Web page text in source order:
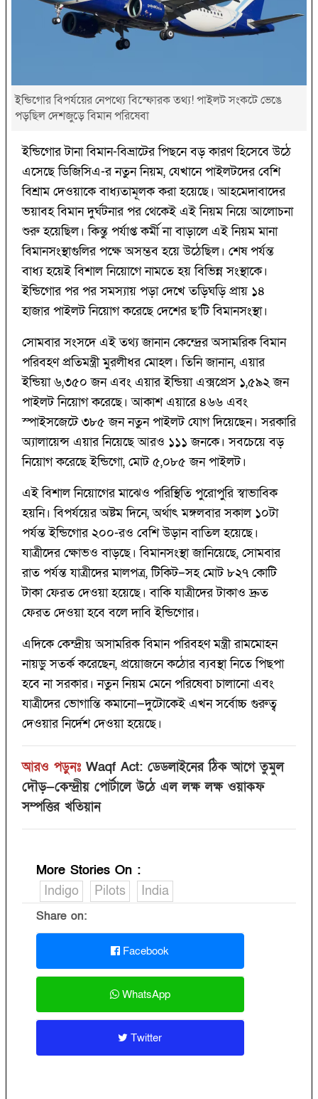
ইন্ডিগোর বিপর্যয়ের নেপথ্যে বিস্ফোরক তথ্য! পাইলট সংকটে ভেঙে
পড়ছিল দেশজুড়ে বিমান পরিষেবা
ইন্ডিগোর টানা বিমান-বিভ্রাটের পিছনে বড় কারণ হিসেবে উঠে
এসেছে ডিজিসিএ-র নতুন নিয়ম, যেখানে পাইলটদের বেশি
বিশ্রাম দেওয়াকে বাধ্যতামূলক করা হয়েছে। আহমেদাবাদের
ভয়াবহ বিমান দুর্ঘটনার পর থেকেই এই নিয়ম নিয়ে আলোচনা
শুরু হয়েছিল। কিন্তু পর্যাপ্ত কর্মী না বাড়ালে এই নিয়ম মানা
বিমানসংস্থাগুলির পক্ষে অসম্ভব হয়ে উঠেছিল। শেষ পর্যন্ত
বাধ্য হয়েই বিশাল নিয়োগে নামতে হয় বিভিন্ন সংস্থাকে।
ইন্ডিগোর পর পর সমস্যায় পড়া দেখে তড়িঘড়ি প্রায় ১৪
হাজার পাইলট নিয়োগ করেছে দেশের ছ’টি বিমানসংস্থা।
সোমবার সংসদে এই তথ্য জানান কেন্দ্রের অসামরিক বিমান
পরিবহণ প্রতিমন্ত্রী মুরলীধর মোহল। তিনি জানান, এয়ার
ইন্ডিয়া ৬,৩৫০ জন এবং এয়ার ইন্ডিয়া এক্সপ্রেস ১,৫৯২ জন
পাইলট নিয়োগ করেছে। আকাশ এয়ারে ৪৬৬ এবং
স্পাইসজেটে ৩৮৫ জন নতুন পাইলট যোগ দিয়েছেন। সরকারি
অ্যালায়েন্স এয়ার নিয়েছে আরও ১১১ জনকে। সবচেয়ে বড়
নিয়োগ করেছে ইন্ডিগো, মোট ৫,০৮৫ জন পাইলট।
এই বিশাল নিয়োগের মাঝেও পরিস্থিতি পুরোপুরি স্বাভাবিক
হয়নি। বিপর্যয়ের অষ্টম দিনে, অর্থাৎ মঙ্গলবার সকাল ১০টা
পর্যন্ত ইন্ডিগোর ২০০-রও বেশি উড়ান বাতিল হয়েছে।
যাত্রীদের ক্ষোভও বাড়ছে। বিমানসংস্থা জানিয়েছে, সোমবার
রাত পর্যন্ত যাত্রীদের মালপত্র, টিকিট–সহ মোট ৮২৭ কোটি
টাকা ফেরত দেওয়া হয়েছে। বাকি যাত্রীদের টাকাও দ্রুত
ফেরত দেওয়া হবে বলে দাবি ইন্ডিগোর।
এদিকে কেন্দ্রীয় অসামরিক বিমান পরিবহণ মন্ত্রী রামমোহন
নায়ডু সতর্ক করেছেন, প্রয়োজনে কঠোর ব্যবস্থা নিতে পিছপা
হবে না সরকার। নতুন নিয়ম মেনে পরিষেবা চালানো এবং
যাত্রীদের ভোগান্তি কমানো—দুটোকেই এখন সর্বোচ্চ গুরুত্ব
দেওয়ার নির্দেশ দেওয়া হয়েছে।
আরও পড়ুনঃ Waqf Act: ডেডলাইনের ঠিক আগে তুমুল
দৌড়—কেন্দ্রীয় পোর্টালে উঠে এল লক্ষ লক্ষ ওয়াকফ
সম্পত্তির খতিয়ান
More Stories On :
Indigo
Pilots India
Share on:
Facebook
WhatsApp
Twitter